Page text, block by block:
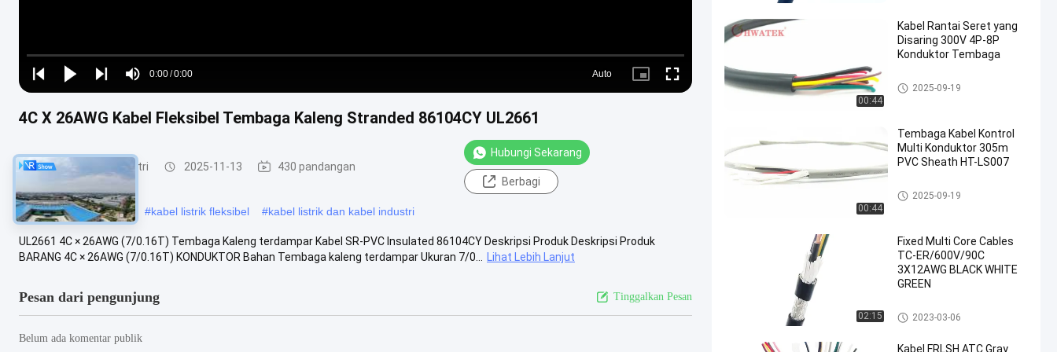
Play
Play
Play
Mute
Time
0:00/0:00
Loaded:
0%
Auto
Picture- Fullscreen
4C X 26AWG Kabel Fleksibel Tembaga Kaleng Stranded 86104CY UL2661
Kabel Fleksibel Industri 2025-11-13 430 pandangan
Hubungi Sekarang
Berbagi
#kabel kontrol fleksibel #kabel listrik fleksibel #kabel listrik dan kabel industri
UL2661 4C × 26AWG (7/0.16T) Tembaga Kaleng terdampar Kabel SR-PVC Insulated 86104CY Deskripsi Produk Deskripsi Produk
BARANG 4C × 26AWG (7/0.16T) KONDUKTOR Bahan Tembaga kaleng terdampar Ukuran 7/0...
Lihat Lebih Lanjut
Pesan dari pengunjung Tinggalkan Pesan
Belum ada komentar publik
00:44
Kabel Rantai Seret yang
Disaring 300V 4P-8P
Konduktor Tembaga
Kabel Fleksibel Industri
2025-09-19
00:44
Tembaga Kabel Kontrol
Multi Konduktor 305m
PVC Sheath HT-LS007
Kabel Fleksibel Industri
2025-09-19
02:15
Fixed Multi Core Cables
TC-ER/600V/90C
3X12AWG BLACK WHITE
GREEN
Kabel Fleksibel Industri
2023-03-06
Kabel FRLSH ATC Gray